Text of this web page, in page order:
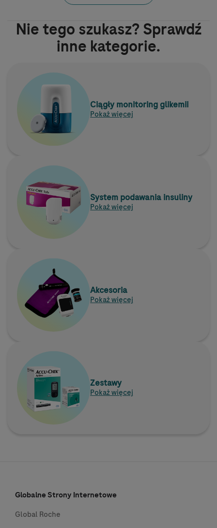
Nie tego szukasz? Sprawdź
inne kategorie.
Ciągły monitoring glikemii
Pokaż więcej
System podawania insuliny
Pokaż więcej
Akcesoria
Pokaż więcej
Zestawy
Pokaż więcej
Globalne Strony Internetowe
Global Roche